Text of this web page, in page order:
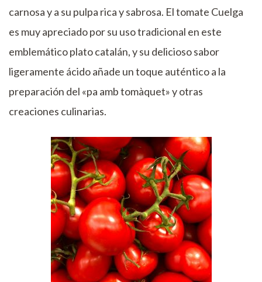
carnosa y a su pulpa rica y sabrosa. El tomate Cuelga
es muy apreciado por su uso tradicional en este
emblemático plato catalán, y su delicioso sabor
ligeramente ácido añade un toque auténtico a la
preparación del «pa amb tomàquet» y otras
creaciones culinarias.